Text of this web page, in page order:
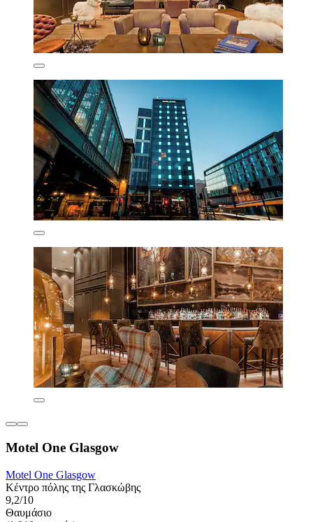
Motel One Glasgow
Motel One Glasgow
Κέντρο πόλης της Γλασκώβης
9,2/10
Θαυμάσιο